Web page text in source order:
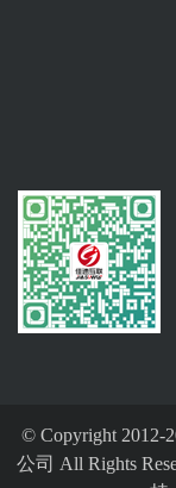
© Copyright 2012-
公司 All Rights